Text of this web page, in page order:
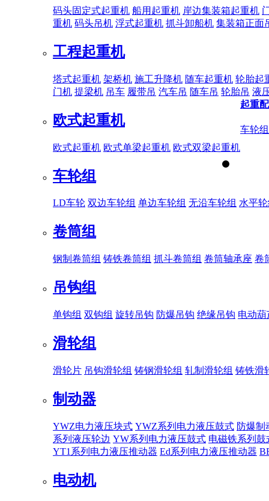
码头固定式起重机 船用起重机 岸边集装箱起重机
重机 码头吊机 浮式起重机 抓斗卸船机 集装箱正面
工程起重机
塔式起重机 架桥机 施工升降机 随车起重机 轮胎起
门机 提梁机 吊车 履带吊 汽车吊 随车吊 轮胎吊 液
欧式起重机
欧式起重机 欧式单梁起重机 欧式双梁起重机
起重
车轮组
车轮组
LD车轮 双边车轮组 单边车轮组 无沿车轮组 水平
卷筒组
钢制卷筒组 铸铁卷筒组 抓斗卷筒组 卷筒轴承座 卷
吊钩组
单钩组 双钩组 旋转吊钩 防爆吊钩 绝缘吊钩 电动
滑轮组
滑轮片 吊钩滑轮组 铸钢滑轮组 轧制滑轮组 铸铁滑
制动器
YWZ电力液压块式 YWZ系列电力液压鼓式 防爆制
系列液压轮边 YW系列电力液压鼓式 电磁铁系列鼓
YT1系列电力液压推动器 Ed系列电力液压推动器
电动机